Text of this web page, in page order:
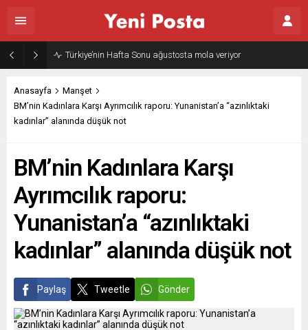
Anasayfa
Manşet
BM’nin Kadınlara Karşı Ayrımcılık raporu: Yunanistan’a “azınlıktaki
kadınlar” alanında düşük not
BM’nin Kadınlara Karşı
Ayrımcılık raporu:
Yunanistan’a “azınlıktaki
kadınlar” alanında düşük not
Paylaş Tweetle Gönder